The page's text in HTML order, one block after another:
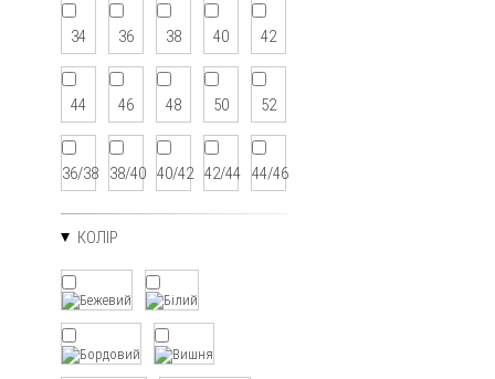
34 36 38 40 42
44 46 48 50 52
36/38 38/40 40/42 42/44 44/46
КОЛІР